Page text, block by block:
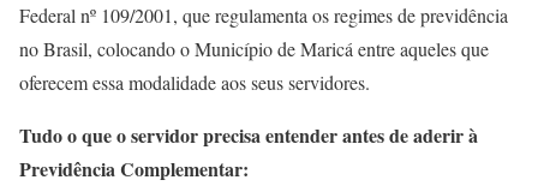
Federal nº 109/2001, que regulamenta os regimes de previdência
no Brasil, colocando o Município de Maricá entre aqueles que
oferecem essa modalidade aos seus servidores.
Tudo o que o servidor precisa entender antes de aderir à
Previdência Complementar: